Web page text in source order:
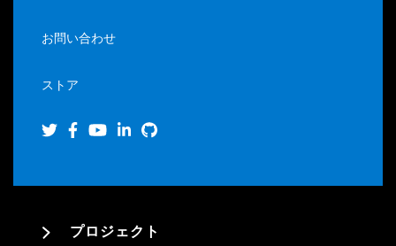
お問い合わせ
ストア
プロジェクト